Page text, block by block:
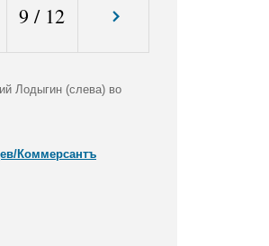
9 / 12
Лодыгин (слева) во
Коммерсантъ